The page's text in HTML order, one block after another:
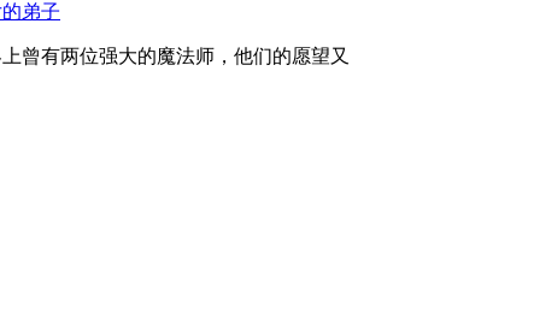
弟子
曾有两位强大的魔法师，他们的愿望又